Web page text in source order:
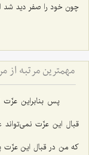
چون خود را صفر دید شد
پس بنابراین
قبال این عزّت
كه من در قبال این عزّت